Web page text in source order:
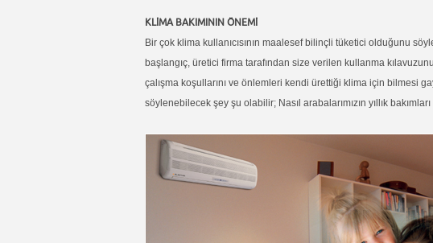
KLİMA BAKIMININ ÖNEMİ
Bir çok klima kullanıcısının maalesef bilinçli tüketici olduğunu
başlangıç, üretici firma tarafından size verilen kullanma
çalışma koşullarını ve önlemleri kendi ürettiği klima için bilmesi
söylenebilecek şey şu olabilir; Nasıl arabalarımızın yıllık